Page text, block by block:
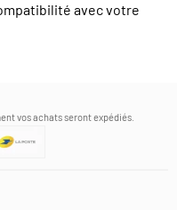
avec votre
vos achats seront expédiés.